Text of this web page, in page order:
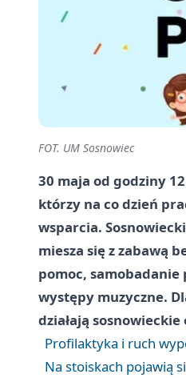
FOT. UM Sosnowiec
30 maja od godziny
którzy na co dzień
wsparcia.
miesza się z zabawą
pomoc,
występy muzyczne.
działają
Profilaktyka i ruch
Na stoiskach pojawią